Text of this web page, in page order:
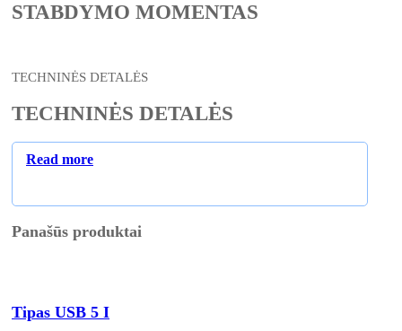
STABDYMO MOMENTAS
TECHNINĖS DETALĖS
TECHNINĖS DETALĖS
Read more
Panašūs produktai
Tipas USB 5 I